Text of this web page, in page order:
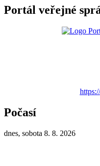
Portál veřejné
Počasí
dnes, sobota 8. 8. 2026